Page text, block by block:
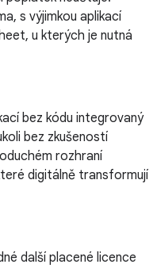
s výjimkou aplikací
u kterých je nutná
bez kódu integrovaný
bez zkušeností
rozhraní
digitálně transformují
další placené licence